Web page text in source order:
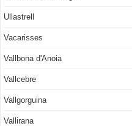
Ullastrell
Vacarisses
Vallbona d'Anoia
Vallcebre
Vallgorguina
Vallirana